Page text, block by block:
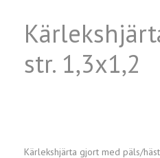
str. 1,3x1,2
Kärlekshjärta gjort med päls/